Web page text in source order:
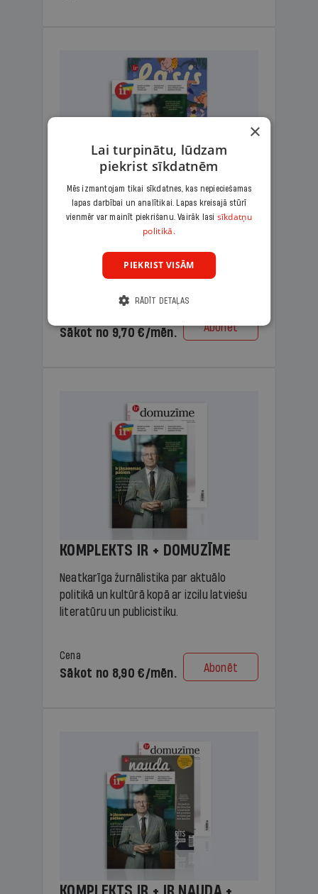
KOMPLEKTS IR + LASIS
Ģimenes komplekts – aizraujošs
lasāmžurnāls bērniem un analītiska
lasāmviela vecākiem.
Sākot no 9,70 €/mēn. Abonēt
KOMPLEKTS IR + DOMUZĪME
Neatkarīga žurnālistika par aktuālo
politikā un kultūrā kopā ar izcilu latviešu
literatūru un publicistiku.
Cena
Sākot no 8,90 €/mēn. Abonēt
×
Lai turpinātu, lūdzam
piekrist sīkdatnēm
Mēs izmantojam tikai sīkdatnes, kas nepieciešamas
lapas darbībai un analītikai. Lapas kreisajā stūrī
vienmēr var mainīt piekrišanu. Vairāk lasi sīkdatņu
politikā.
PIEKRIST VISĀM
RĀDĪT DETAĻAS